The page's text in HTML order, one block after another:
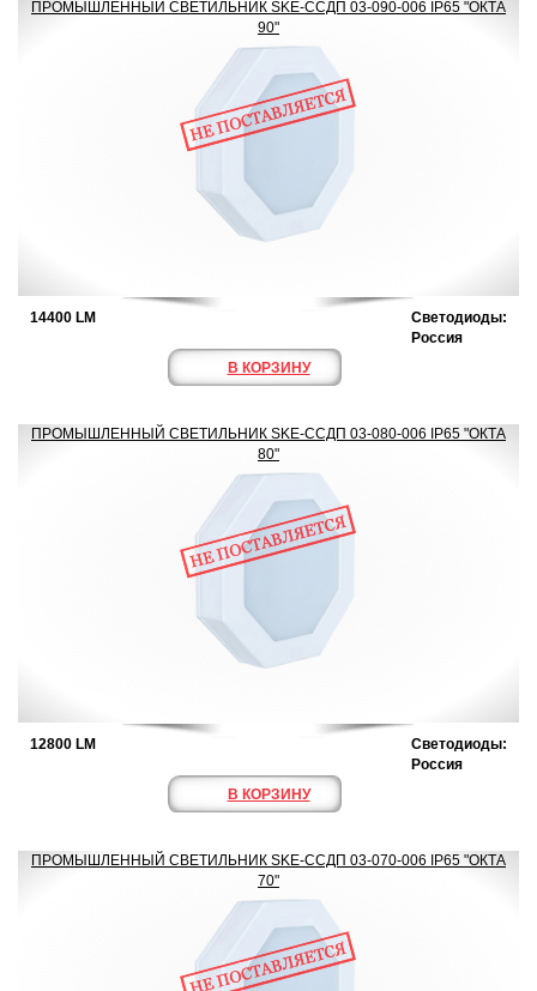
ПРОМЫШЛЕННЫЙ СВЕТИЛЬНИК SKE-ССДП 03-090-006 IP65 "ОКТА
90"
14400 LM
Светодиоды:
Россия
В КОРЗИНУ
ПРОМЫШЛЕННЫЙ СВЕТИЛЬНИК SKE-ССДП 03-080-006 IP65 "ОКТА
80"
12800 LM
Светодиоды:
Россия
В КОРЗИНУ
ПРОМЫШЛЕННЫЙ СВЕТИЛЬНИК SKE-ССДП 03-070-006 IP65 "ОКТА
70"